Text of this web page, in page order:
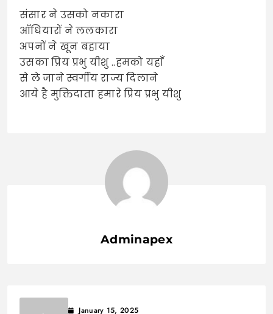
संसार ने उसको नकारा
आँधियारों ने ललकारा
अपनों ने खून बहाया
उसका प्रिय प्रभु यीशु ..हमको यहाँ
से ले जाने स्वर्गीय राज्य दिलाने
आये है मुक्तिदाता हमारे प्रिय प्रभु यीशु
Adminapex
January 15, 2025